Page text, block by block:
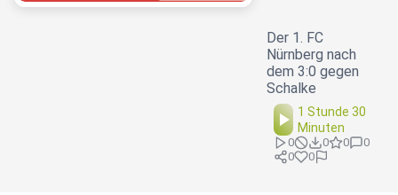
Der 1. FC
Nürnberg nach
dem 3:0 gegen
Schalke
1 Stunde 30
Minuten
0 0 0
0
0
0